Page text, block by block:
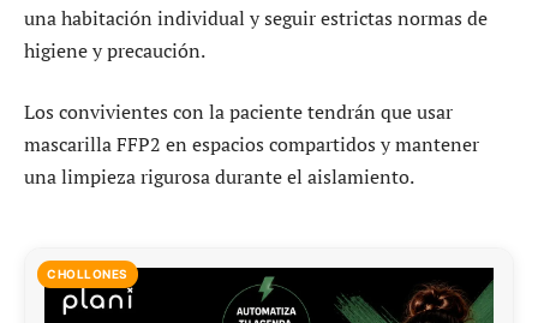
una habitación individual y seguir estrictas normas de
higiene y precaución.
Los convivientes con la paciente tendrán que usar
mascarilla FFP2 en espacios compartidos y mantener
una limpieza rigurosa durante el aislamiento.
CHOLLONES